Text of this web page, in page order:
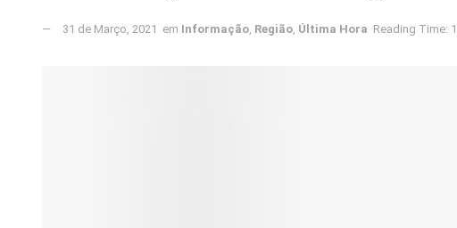
31 de Março, 2021 em Informação, Região, Última Hora Reading Time: